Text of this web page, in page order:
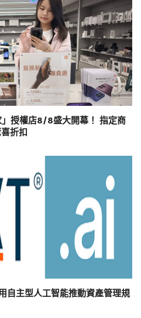
授權店8/8盛大開幕！ 指定商
折扣
自主型人工智能推動資產管理規